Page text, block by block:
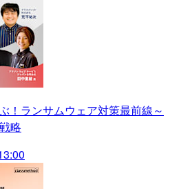
！ランサムウェア対策最前線～
略